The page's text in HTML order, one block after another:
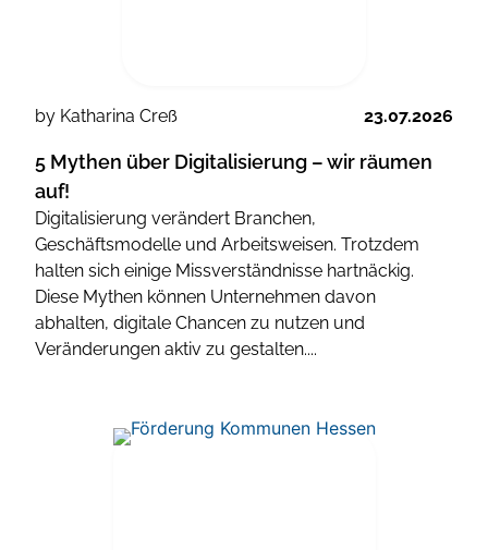
by Katharina Creß 23.07.2026
5 Mythen über Digitalisierung – wir räumen
auf!
Digitalisierung verändert Branchen,
Geschäftsmodelle und Arbeitsweisen. Trotzdem
halten sich einige Missverständnisse hartnäckig.
Diese Mythen können Unternehmen davon
abhalten, digitale Chancen zu nutzen und
Veränderungen aktiv zu gestalten....